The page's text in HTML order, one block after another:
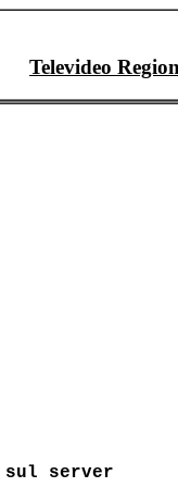
Televideo
sul server